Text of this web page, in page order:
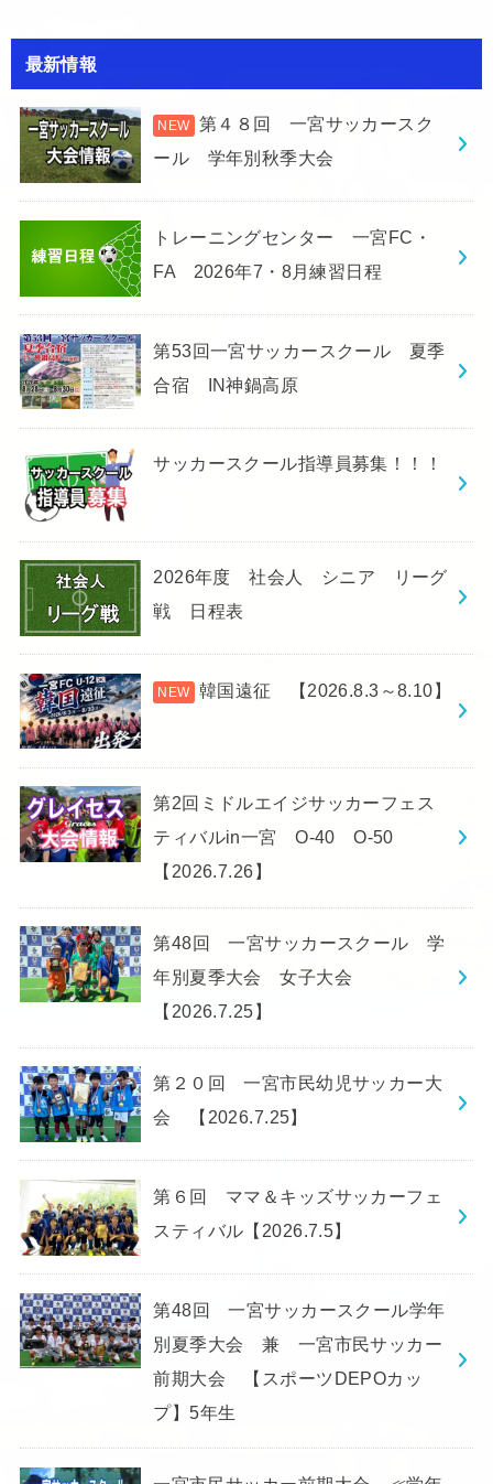
最新情報
第４８回 一宮サッカースク
ール 学年別秋季大会
トレーニングセンター 一宮FC・
FA 2026年7・8月練習日程
第53回一宮サッカースクール 夏季
合宿 IN神鍋高原
サッカースクール指導員募集！！！
2026年度 社会人 シニア リーグ
戦 日程表
韓国遠征 【2026.8.3～8.10】
第2回ミドルエイジサッカーフェス
ティバルin一宮 O-40 O-50
【2026.7.26】
第48回 一宮サッカースクール 学
年別夏季大会 女子大会
【2026.7.25】
第２０回 一宮市民幼児サッカー大
会 【2026.7.25】
第６回 ママ＆キッズサッカーフェ
スティバル【2026.7.5】
第48回 一宮サッカースクール学年
別夏季大会 兼 一宮市民サッカー
前期大会 【スポーツDEPOカッ
プ】5年生